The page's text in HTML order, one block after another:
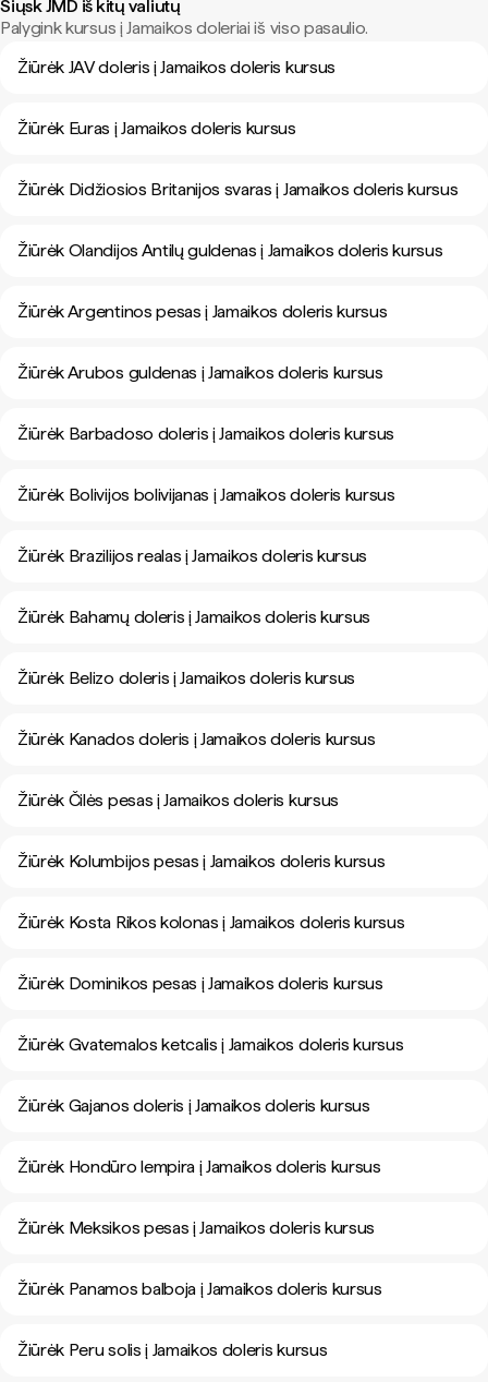
Siųsk JMD iš kitų valiutų
Palygink kursus į Jamaikos doleriai iš viso pasaulio.
Žiūrėk JAV doleris į Jamaikos doleris kursus
Žiūrėk Euras į Jamaikos doleris kursus
Žiūrėk Didžiosios Britanijos svaras į Jamaikos doleris kursus
Žiūrėk Olandijos Antilų guldenas į Jamaikos doleris kursus
Žiūrėk Argentinos pesas į Jamaikos doleris kursus
Žiūrėk Arubos guldenas į Jamaikos doleris kursus
Žiūrėk Barbadoso doleris į Jamaikos doleris kursus
Žiūrėk Bolivijos bolivijanas į Jamaikos doleris kursus
Žiūrėk Brazilijos realas į Jamaikos doleris kursus
Žiūrėk Bahamų doleris į Jamaikos doleris kursus
Žiūrėk Belizo doleris į Jamaikos doleris kursus
Žiūrėk Kanados doleris į Jamaikos doleris kursus
Žiūrėk Čilės pesas į Jamaikos doleris kursus
Žiūrėk Kolumbijos pesas į Jamaikos doleris kursus
Žiūrėk Kosta Rikos kolonas į Jamaikos doleris kursus
Žiūrėk Dominikos pesas į Jamaikos doleris kursus
Žiūrėk Gvatemalos ketcalis į Jamaikos doleris kursus
Žiūrėk Gajanos doleris į Jamaikos doleris kursus
Žiūrėk Hondūro lempira į Jamaikos doleris kursus
Žiūrėk Meksikos pesas į Jamaikos doleris kursus
Žiūrėk Panamos balboja į Jamaikos doleris kursus
Žiūrėk Peru solis į Jamaikos doleris kursus